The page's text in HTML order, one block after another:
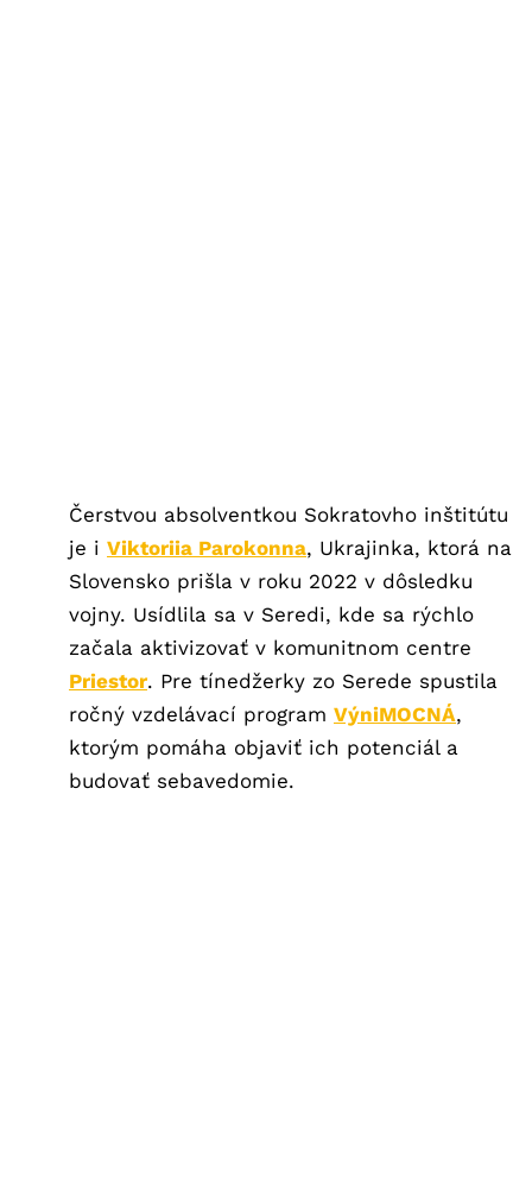
Čerstvou absolventkou Sokratovho inštitútu
je i Viktoriia Parokonna, Ukrajinka, ktorá na
Slovensko prišla v roku 2022 v dôsledku
vojny. Usídlila sa v Seredi, kde sa rýchlo
začala aktivizovať v komunitnom centre
Priestor. Pre tínedžerky zo Serede spustila
ročný vzdelávací program VýniMOCNÁ,
ktorým pomáha objaviť ich potenciál a
budovať sebavedomie.